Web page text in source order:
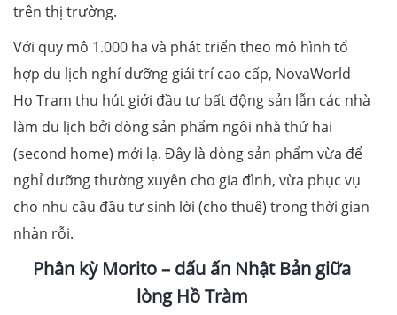
trên thị trường.
Với quy mô 1.000 ha và phát triển theo mô hình tổ
hợp du lịch nghỉ dưỡng giải trí cao cấp, NovaWorld
Ho Tram thu hút giới đầu tư bất động sản lẫn các nhà
làm du lịch bởi dòng sản phẩm ngôi nhà thứ hai
(second home) mới lạ. Đây là dòng sản phẩm vừa để
nghỉ dưỡng thường xuyên cho gia đình, vừa phục vụ
cho nhu cầu đầu tư sinh lời (cho thuê) trong thời gian
nhàn rỗi.
Phân kỳ Morito – dấu ấn Nhật Bản giữa
lòng Hồ Tràm